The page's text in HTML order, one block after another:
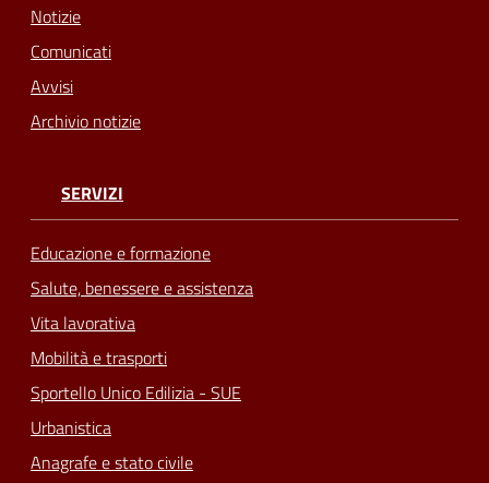
Notizie
Comunicati
Avvisi
Archivio notizie
SERVIZI
Educazione e formazione
Salute, benessere e assistenza
Vita lavorativa
Mobilità e trasporti
Sportello Unico Edilizia - SUE
Urbanistica
Anagrafe e stato civile